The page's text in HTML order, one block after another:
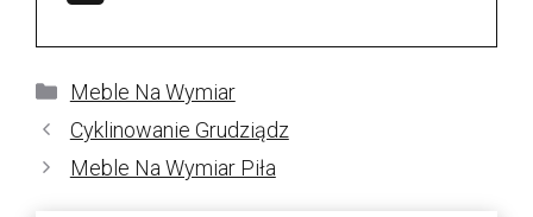
Kategorie
Meble Na Wymiar
Cyklinowanie Grudziądz
Meble Na Wymiar Piła